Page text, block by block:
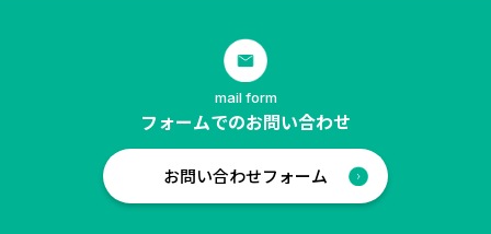
mail form
フォームでのお問い合わせ
お問い合わせフォーム